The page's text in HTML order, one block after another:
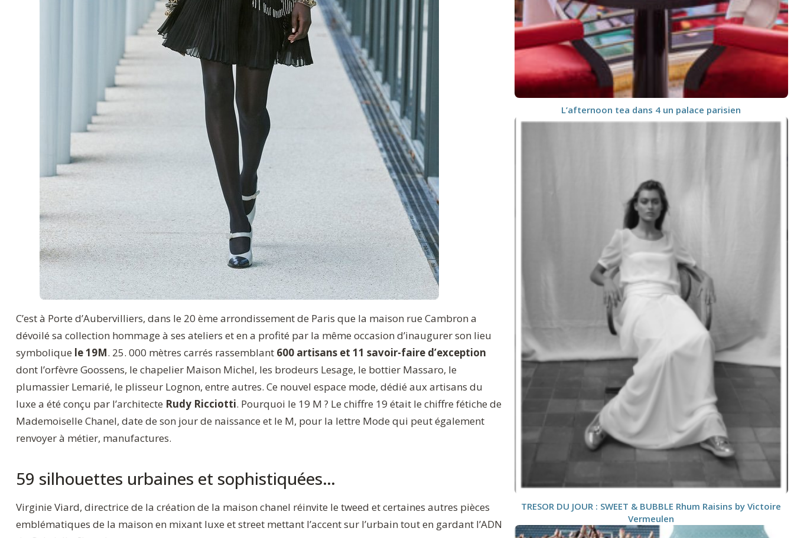
C’est à Porte d’Aubervilliers, dans le 20 ème arrondissement de Paris que la maison rue Cambron a
dévoilé sa collection hommage à ses ateliers et en a profité par la même occasion d’inaugurer son lieu
symbolique le 19M. 25. 000 mètres carrés rassemblant 600 artisans et 11 savoir-faire d’exception
dont l’orfèvre Goossens, le chapelier Maison Michel, les brodeurs Lesage, le bottier Massaro, le
plumassier Lemarié, le plisseur Lognon, entre autres. Ce nouvel espace mode, dédié aux artisans du
luxe a été conçu par l’architecte Rudy Ricciotti. Pourquoi le 19 M ? Le chiffre 19 était le chiffre fétiche de
Mademoiselle Chanel, date de son jour de naissance et le M, pour la lettre Mode qui peut également
renvoyer à métier, manufactures.
59 silhouettes urbaines et sophistiquées…
Virginie Viard, directrice de la création de la maison chanel réinvite le tweed et certaines autres pièces
emblématiques de la maison en mixant luxe et street mettant l’accent sur l’urbain tout en gardant l’ADN
L’afternoon tea dans 4 un palace parisien
TRESOR DU JOUR : SWEET & BUBBLE Rhum Raisins by Victoire
Vermeulen